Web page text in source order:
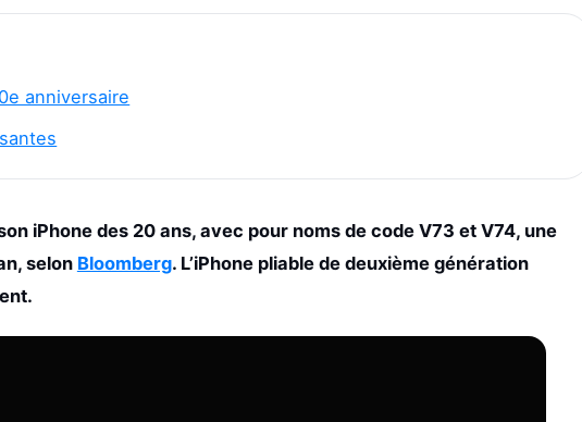
anniversaire
iPhone des 20 ans, avec pour noms de code V73 et V74, une
selon Bloomberg. L’iPhone pliable de deuxième génération